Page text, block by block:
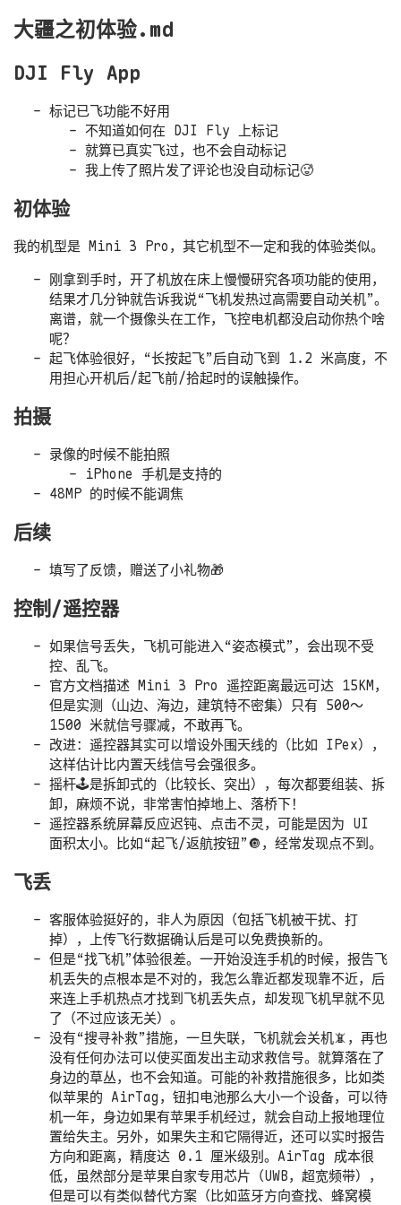
大疆之初体验.md
DJI Fly App
标记已飞功能不好用
不知道如何在 DJI Fly 上标记
就算已真实飞过，也不会自动标记
我上传了照片发了评论也没自动标记🥵
初体验
我的机型是 Mini 3 Pro，其它机型不一定和我的体验类似。
刚拿到手时，开了机放在床上慢慢研究各项功能的使用，
结果才几分钟就告诉我说“飞机发热过高需要自动关机”。
离谱，就一个摄像头在工作，飞控电机都没启动你热个啥
呢？
起飞体验很好，“长按起飞”后自动飞到 1.2 米高度，不
用担心开机后/起飞前/拾起时的误触操作。
拍摄
录像的时候不能拍照
iPhone 手机是支持的
48MP 的时候不能调焦
后续
填写了反馈，赠送了小礼物🎁
控制/遥控器
如果信号丢失，飞机可能进入“姿态模式”，会出现不受
控、乱飞。
官方文档描述 Mini 3 Pro 遥控距离最远可达 15KM，
但是实测（山边、海边，建筑特不密集）只有 500～
1500 米就信号骤减，不敢再飞。
改进：遥控器其实可以增设外围天线的（比如 IPex），
这样估计比内置天线信号会强很多。
摇杆🕹️是拆卸式的（比较长、突出），每次都要组装、拆
卸，麻烦不说，非常害怕掉地上、落桥下！
遥控器系统屏幕反应迟钝、点击不灵，可能是因为 UI
面积太小。比如“起飞/返航按钮”🔘，经常发现点不到。
飞丢
客服体验挺好的，非人为原因（包括飞机被干扰、打
掉），上传飞行数据确认后是可以免费换新的。
但是“找飞机”体验很差。一开始没连手机的时候，报告飞
机丢失的点根本是不对的，我怎么靠近都发现靠不近，后
来连上手机热点才找到飞机丢失点，却发现飞机早就不见
了（不过应该无关）。
没有“搜寻补救”措施，一旦失联，飞机就会关机📵，再也
没有任何办法可以使买面发出主动求救信号。就算落在了
身边的草丛，也不会知道。可能的补救措施很多，比如类
似苹果的 AirTag，钮扣电池那么大小一个设备，可以待
机一年，身边如果有苹果手机经过，就会自动上报地理位
置给失主。另外，如果失主和它隔得近，还可以实时报告
方向和距离，精度达 0.1 厘米级别。AirTag 成本很
低，虽然部分是苹果自家专用芯片（UWB，超宽频带），
但是可以有类似替代方案（比如蓝牙方向查找、蜂窝模